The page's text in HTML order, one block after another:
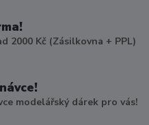
2000 Kč (Zásilkovna + PPL)
modelářský dárek pro vás!